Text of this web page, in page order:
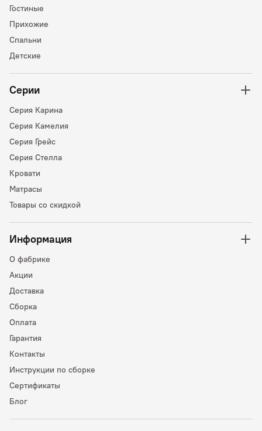
Гостиные
Прихожие
Спальни
Детские
Серии
Серия Карина
Серия Камелия
Серия Грейс
Серия Стелла
Кровати
Матрасы
Товары со скидкой
Информация
О фабрике
Акции
Доставка
Сборка
Оплата
Гарантия
Контакты
Инструкции по сборке
Сертификаты
Блог